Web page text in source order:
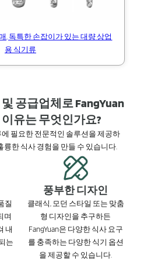
, 독특한 손잡이가 있는 대량 상업
용 식기류
공급업체로 FangYuan
유는 무엇인가요?
필요한 전문적인 솔루션을 제공하
륭한 식사 경험을 만들 수 있습니다.
질
며
내
는
풍부한 디자인
클래식, 모던 스타일 또는 맞춤
형 디자인을 추구하든
FangYuan은 다양한 식사 요구
를 충족하는 다양한 식기 옵션
을 제공할 수 있습니다.